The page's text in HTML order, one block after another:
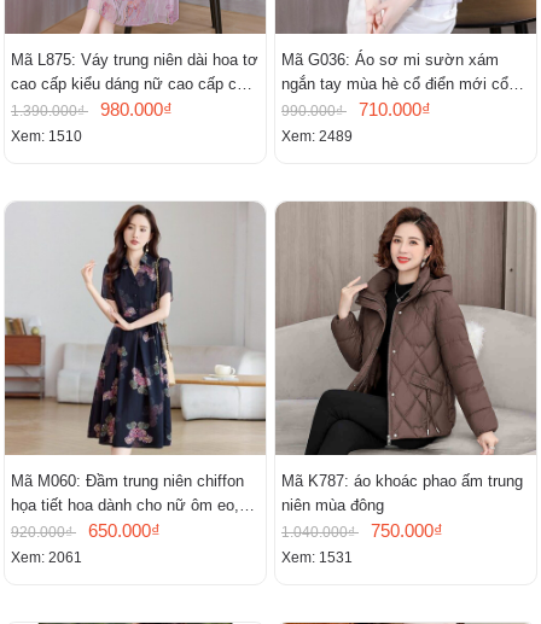
Mã L875: Váy trung niên dài hoa tơ
cao cấp kiểu dáng nữ cao cấp cao
cấp thần
1.390.000₫ 980.000₫
Xem: 1510
Mã G036: Áo sơ mi sườn xám
ngắn tay mùa hè cổ điển mới cổ
đứng
990.000₫ 710.000₫
Xem: 2489
Mã M060: Đầm trung niên chiffon
họa tiết hoa dành cho nữ ôm eo,
cổ chữ V, đầm midi tay ngắn thanh
lịch.
920.000₫ 650.000₫
Xem: 2061
Mã K787: áo khoác phao ấm trung
niên mùa đông
1.040.000₫ 750.000₫
Xem: 1531